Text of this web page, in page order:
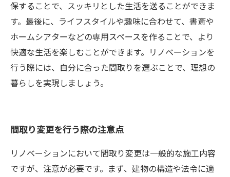
保することで、スッキリとした生活を送ることができま
す。最後に、ライフスタイルや趣味に合わせて、書斎や
ホームシアターなどの専用スペースを作ることで、より
快適な生活を楽しむことができます。リノベーションを
行う際には、自分に合った間取りを選ぶことで、理想の
暮らしを実現しましょう。
間取り変更を行う際の注意点
リノベーションにおいて間取り変更は一般的な施工内容
ですが、注意が必要です。まず、建物の構造や法令に適